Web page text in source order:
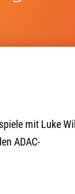
mit Luke
ADAC-